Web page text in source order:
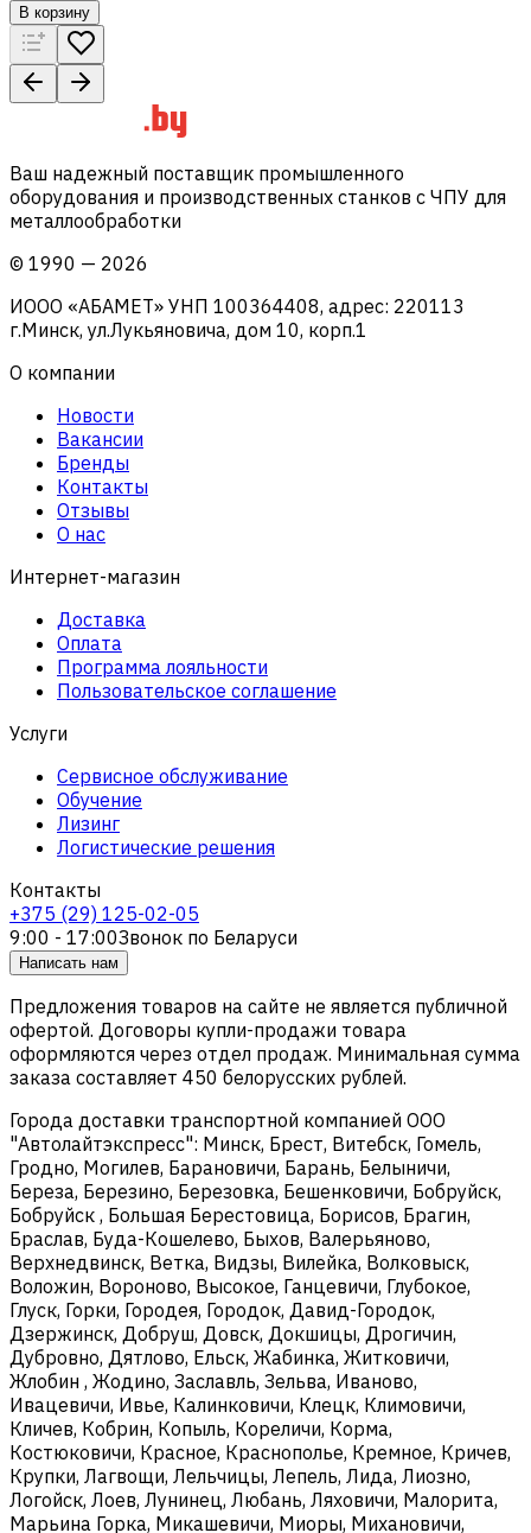
В корзину
Ваш надежный поставщик промышленного
оборудования и производственных станков с ЧПУ для
металлообработки
© 1990 — 2026
ИООО «АБАМЕТ» УНП 100364408, адрес: 220113
г.Минск, ул.Лукьяновича, дом 10, корп.1
О компании
Новости
Вакансии
Бренды
Контакты
Отзывы
О нас
Интернет-магазин
Доставка
Оплата
Программа лояльности
Пользовательское соглашение
Услуги
Сервисное обслуживание
Обучение
Лизинг
Логистические решения
Контакты
+375 (29) 125-02-05
9:00 - 17:00Звонок по Беларуси
Написать нам
Предложения товаров на сайте не является публичной
офертой. Договоры купли-продажи товара
оформляются через отдел продаж. Минимальная сумма
заказа составляет 450 белорусских рублей.
Города доставки транспортной компанией ООО
"Автолайтэкспресс": Минск, Брест, Витебск, Гомель,
Гродно, Могилев, Барановичи, Барань, Белыничи,
Береза, Березино, Березовка, Бешенковичи, Бобруйск,
Бобруйск , Большая Берестовица, Борисов, Брагин,
Браслав, Буда-Кошелево, Быхов, Валерьяново,
Верхнедвинск, Ветка, Видзы, Вилейка, Волковыск,
Воложин, Вороново, Высокое, Ганцевичи, Глубокое,
Глуск, Горки, Городея, Городок, Давид-Городок,
Дзержинск, Добруш, Довск, Докшицы, Дрогичин,
Дубровно, Дятлово, Ельск, Жабинка, Житковичи,
Жлобин , Жодино, Заславль, Зельва, Иваново,
Ивацевичи, Ивье, Калинковичи, Клецк, Климовичи,
Кличев, Кобрин, Копыль, Кореличи, Корма,
Костюковичи, Красное, Краснополье, Кремное, Кричев,
Крупки, Лагвощи, Лельчицы, Лепель, Лида, Лиозно,
Логойск, Лоев, Лунинец, Любань, Ляховичи, Малорита,
Марьина Горка, Микашевичи, Миоры, Михановичи,